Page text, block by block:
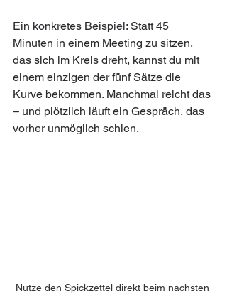
Ein konkretes Beispiel: Statt 45
Minuten in einem Meeting zu sitzen,
das sich im Kreis dreht, kannst du mit
einem einzigen der fünf Sätze die
Kurve bekommen. Manchmal reicht das
– und plötzlich läuft ein Gespräch, das
vorher unmöglich schien.
Nutze den Spickzettel direkt beim nächsten